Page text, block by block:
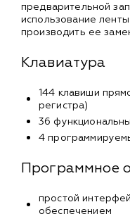
предварительной
использование
производить ее
Клавиатура
144 клавиши
регистра)
36
4
Программное
простой
обеспечением